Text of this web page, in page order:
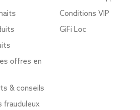
offres en
& conseils
frauduleux
Conditions VIP
GiFi Loc